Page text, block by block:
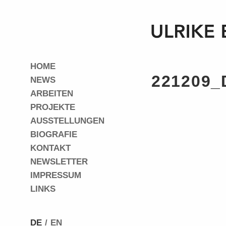
HOME
NEWS
ARBEITEN
PROJEKTE
AUSSTELLUNGEN
BIOGRAFIE
KONTAKT
NEWSLETTER
IMPRESSUM
LINKS
DE EN